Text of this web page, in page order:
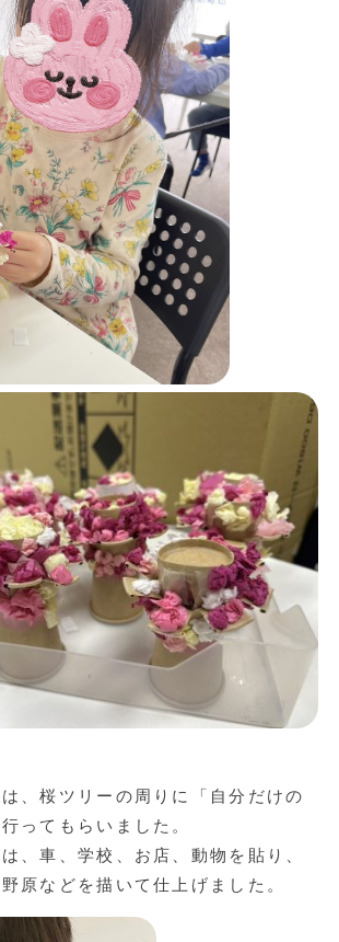
、桜ツリーの周りに「自分だけの
ってもらいました。
、車、学校、お店、動物を貼り、
原などを描いて仕上げました。